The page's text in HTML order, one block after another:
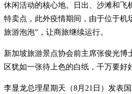
休闲活动的核心地。日出、沙滩和飞
特卖点，此外疫情期间，由于位于机
旅游泡泡”，让商旅继续运行。
新加坡旅游景点协会前主席张俊光博
区犹如一张待上色的白纸，千万要好
李显龙总理星期天（8月21日）发表